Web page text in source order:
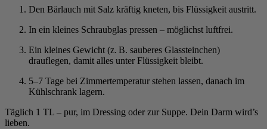
Den Bärlauch mit Salz kräftig kneten, bis Flüssigkeit austritt.
In ein kleines Schraubglas pressen – möglichst luftfrei.
Ein kleines Gewicht (z. B. sauberes Glassteinchen)
drauflegen, damit alles unter Flüssigkeit bleibt.
5–7 Tage bei Zimmertemperatur stehen lassen, danach im
Kühlschrank lagern.
Täglich 1 TL – pur, im Dressing oder zur Suppe. Dein Darm wird’s
lieben.